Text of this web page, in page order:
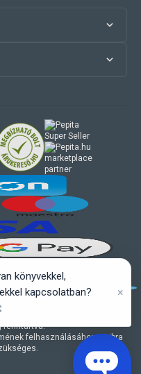
fenntartva.
felhasználásához a Libra
marketplace
partner
könyvekkel,
kapcsolatban?
×